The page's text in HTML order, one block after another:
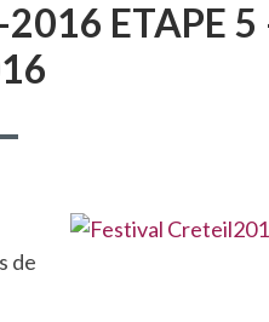
JEUNES
2015-
ETAPE 5
de